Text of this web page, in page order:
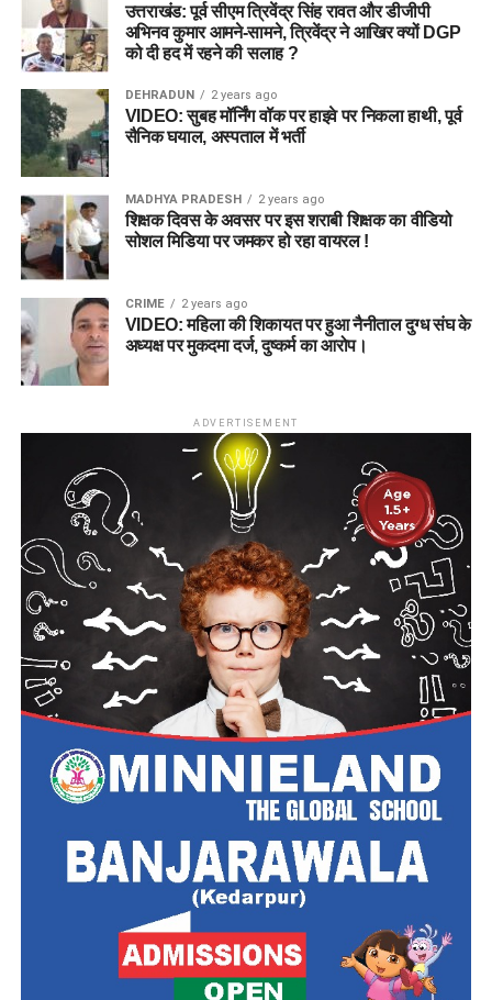
उत्तराखंड: पूर्व सीएम त्रिवेंद्र सिंह रावत और डीजीपी
अभिनव कुमार आमने-सामने, त्रिवेंद्र ने आखिर क्यों DGP
को दी हद में रहने की सलाह ?
DEHRADUN 2 years ago
VIDEO: सुबह मॉर्निंग वॉक पर हाइवे पर निकला हाथी, पूर्व
सैनिक घयाल, अस्पताल में भर्ती
MADHYA PRADESH 2 years ago
शिक्षक दिवस के अवसर पर इस शराबी शिक्षक का वीडियो
सोशल मिडिया पर जमकर हो रहा वायरल !
CRIME 2 years ago
VIDEO: महिला की शिकायत पर हुआ नैनीताल दुग्ध संघ के
अध्यक्ष पर मुकदमा दर्ज, दुष्कर्म का आरोप।
ADVERTISEMENT